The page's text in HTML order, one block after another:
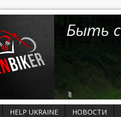
HELP UKRAINE НОВОСТИ